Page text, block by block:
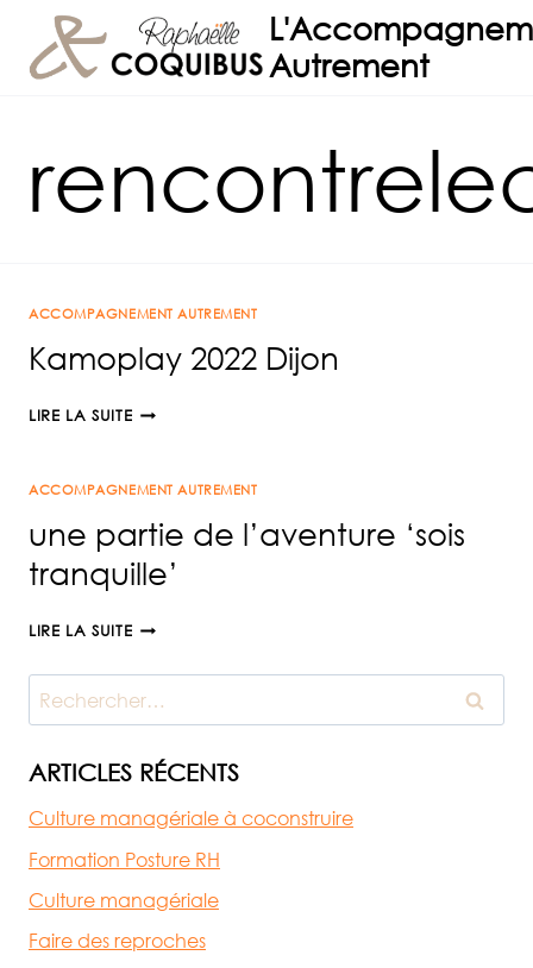
contenu
Autrement
ACCOMPAGNEMENT AUTREMENT
Kamoplay 2022 Dijon
LIRE LA SUITEKAMOPLAY
ACCOMPAGNEMENT AUTREMENT
une partie de l’aventure ‘sois
tranquille’
LIRE LA SUITEUNE
DE
L’AVENTURE
TRANQUILLE’
Rechercher :
ARTICLES RÉCENTS
Culture managériale à coconstruire
Formation Posture RH
Culture managériale
Faire des reproches